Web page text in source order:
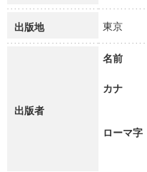
出版地 東京
出版者
名前
カナ
ローマ字